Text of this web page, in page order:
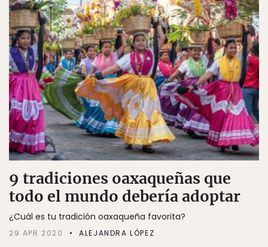
9 tradiciones oaxaqueñas que
todo el mundo debería adoptar
¿Cuál es tu tradición oaxaqueña favorita?
29 APR 2020 ALEJANDRA LÓPEZ